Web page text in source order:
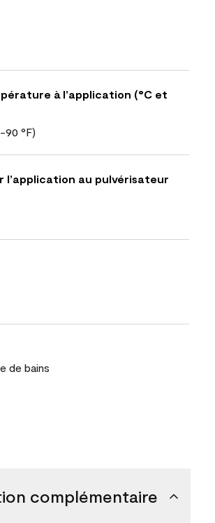
à l’application (°C et
90 °F)
l’application au pulvérisateur
de bains
complémentaire